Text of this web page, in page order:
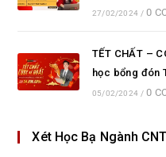
27/02/2024 / 0
TẾT CHẤT –
học bổng đón
05/02/2024 / 0
Xét Học Bạ Ngành